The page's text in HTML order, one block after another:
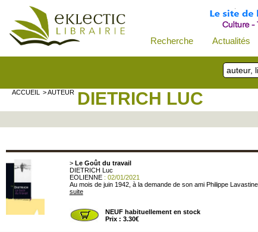
Recherche Actualités
ACCUEIL > AUTEUR DIETRICH LUC
> Le Goût du travail
DIETRICH Luc
EOLIENNE: 02/01/2021
Au mois de juin 1942, à la demande de son ami Philippe
suite
NEUF habituellement en stock
Prix : 3.30€